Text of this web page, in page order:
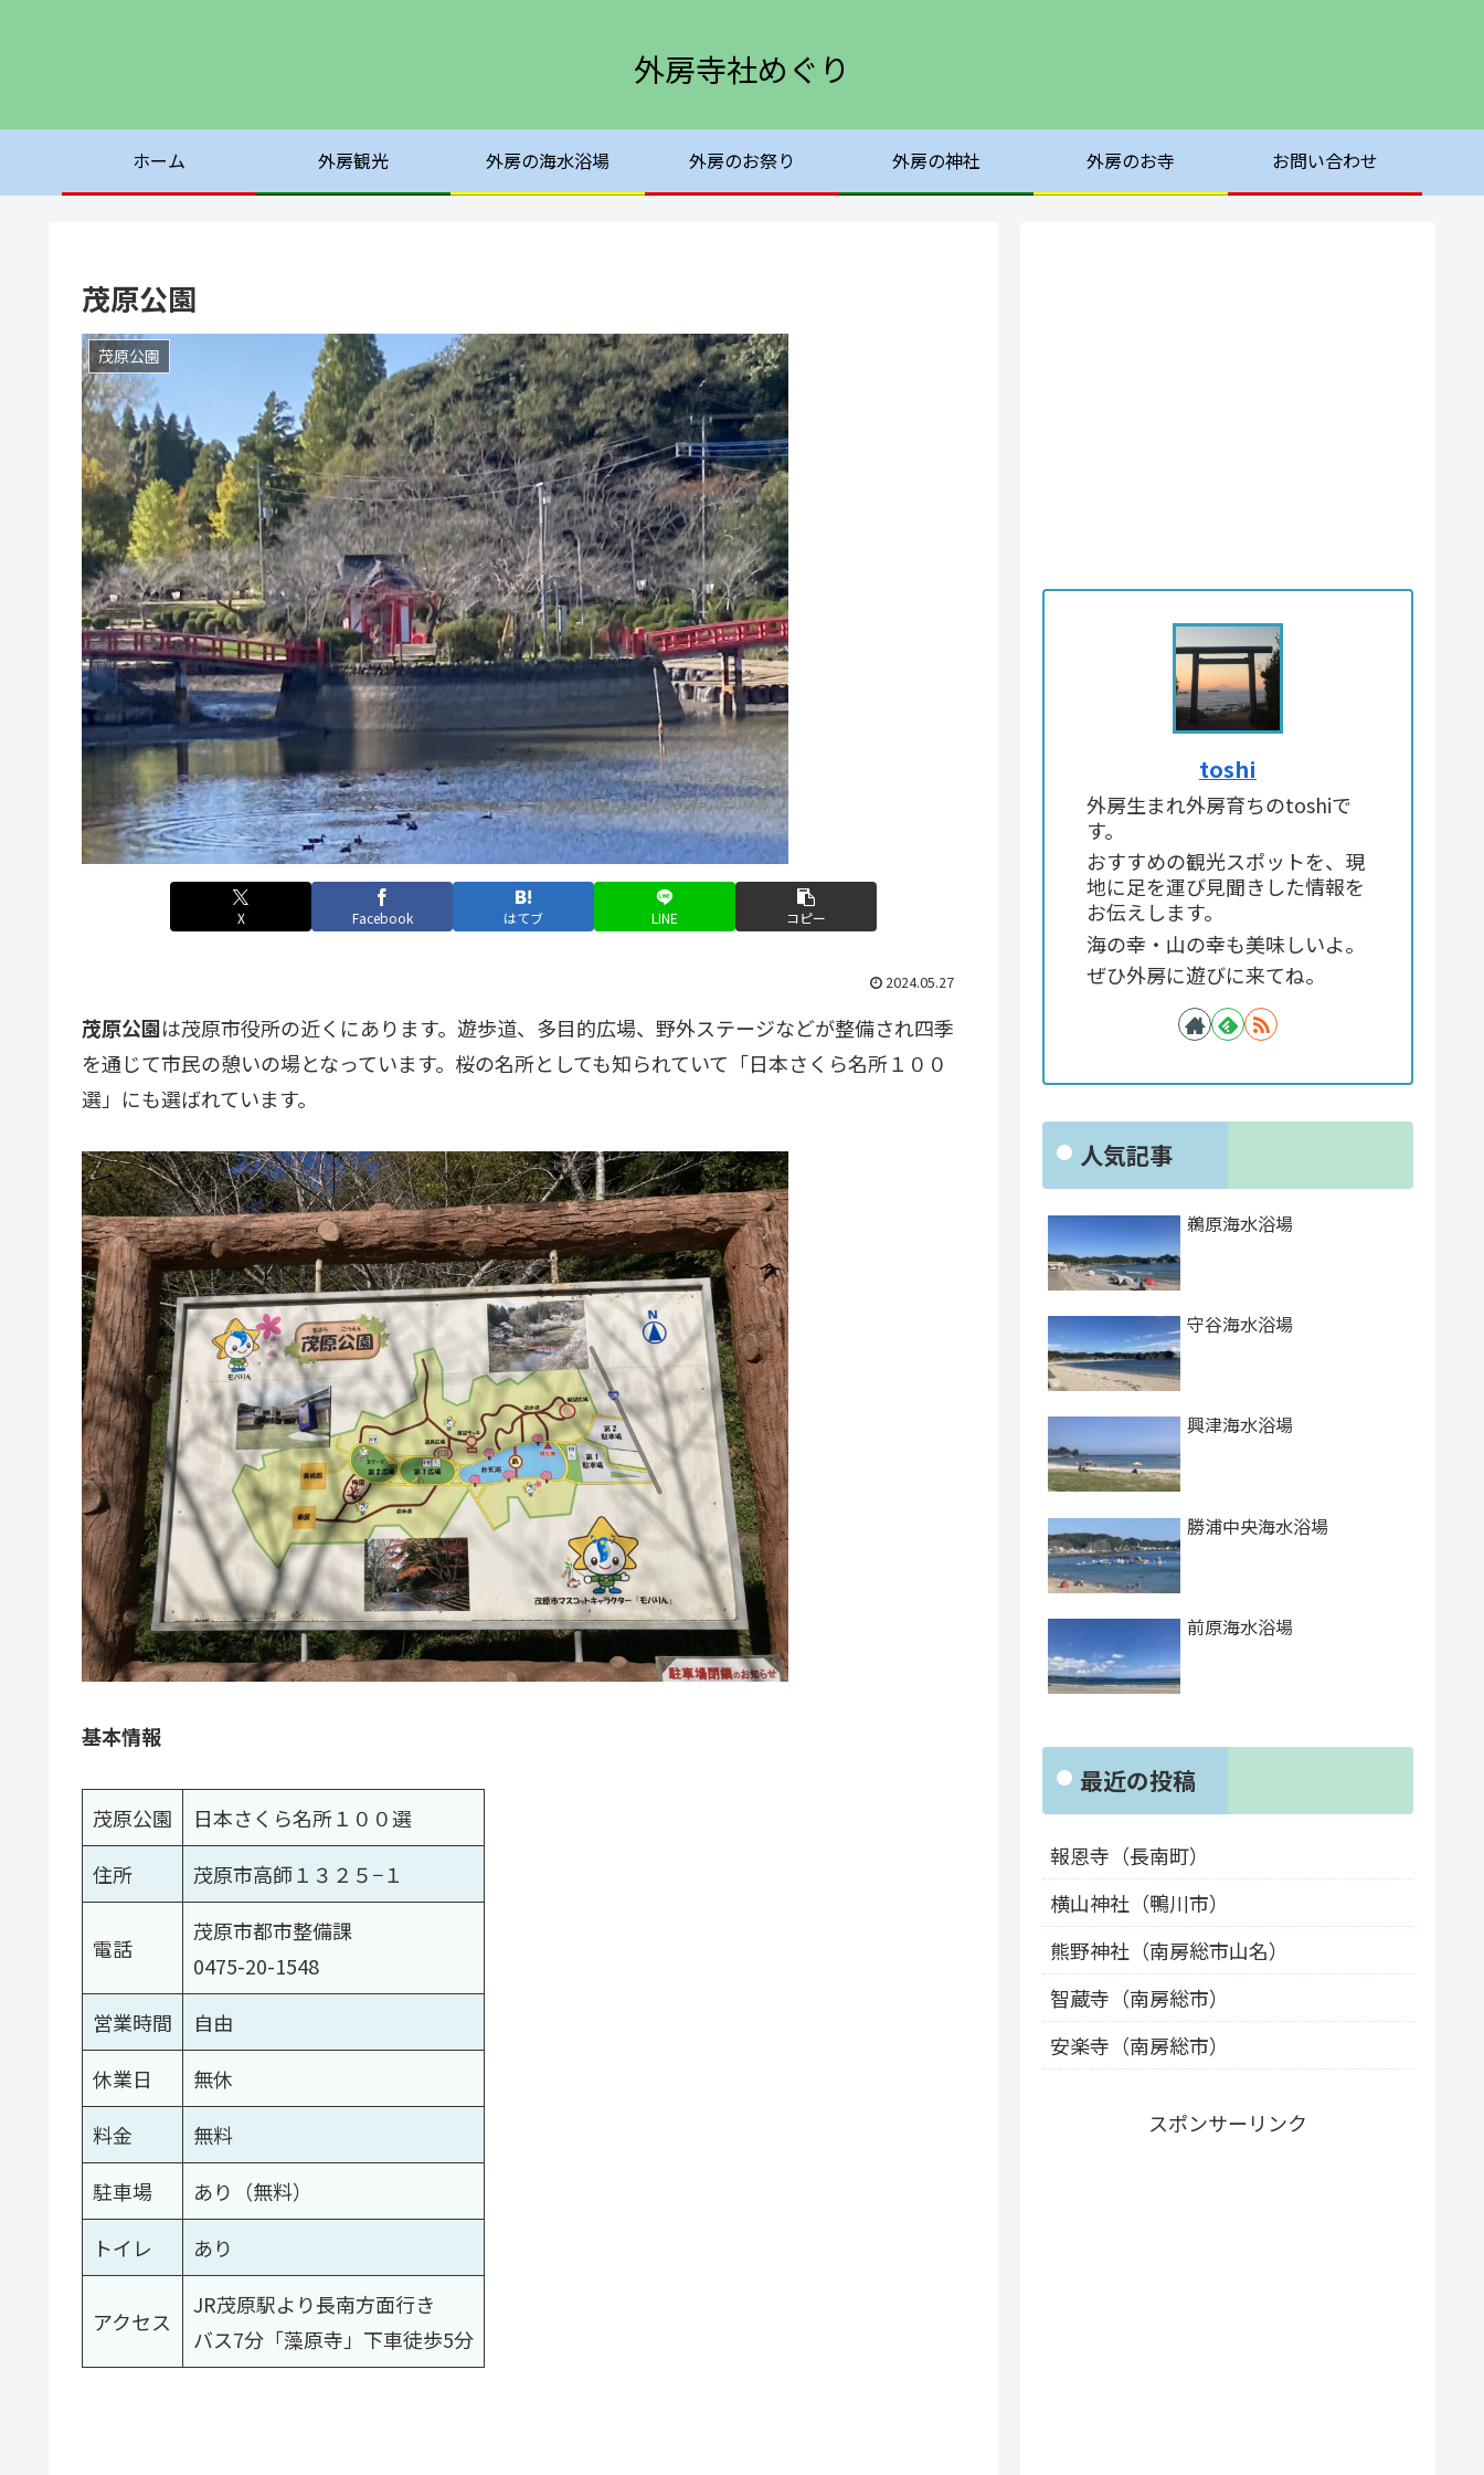
外房寺社めぐり
ホーム 外房観光 外房の海水浴場 外房のお祭り 外房の神社 外房のお寺 お問い合わせ
茂原公園
茂原公園
X Facebook はてブ LINE コピー
2024.05.27
茂原公園は茂原市役所の近くにあります。遊歩道、多目的広場、野外ステージなどが整備され四季
を通じて市民の憩いの場となっています。桜の名所としても知られていて「日本さくら名所１００
選」にも選ばれています。
基本情報
茂原公園
日本さくら名所１００選
住所
茂原市高師１３２５−１
電話
茂原市都市整備課
0475-20-1548
営業時間
自由
休業日
無休
料金
無料
駐車場
あり（無料）
トイレ
あり
アクセス
JR茂原駅より長南方面行き
バス7分「藻原寺」下車徒歩5分
toshi
外房生まれ外房育ちのtoshiで
す。
おすすめの観光スポットを、現
地に足を運び見聞きした情報を
お伝えします。
海の幸・山の幸も美味しいよ。
ぜひ外房に遊びに来てね。
人気記事
鵜原海水浴場
守谷海水浴場
興津海水浴場
勝浦中央海水浴場
前原海水浴場
最近の投稿
報恩寺（長南町）
横山神社（鴨川市）
熊野神社（南房総市山名）
智蔵寺（南房総市）
安楽寺（南房総市）
スポンサーリンク